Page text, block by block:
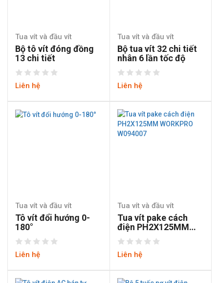
Tua vít và đầu vít
Bộ tô vít đóng đồng
13 chi tiết
Liên hệ
Tua vít và đầu vít
Bộ tua vít 32 chi tiết
nhân 6 lần tốc độ
Liên hệ
Tua vít và đầu vít
Tô vít đổi hướng 0-
180°
Liên hệ
Tua vít và đầu vít
Tua vít pake cách
điện PH2X125MM
WORKPRO W094007
Liên hệ